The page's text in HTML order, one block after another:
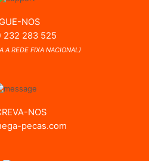
NOS
232 283 525
A REDE FIXA NACIONAL)
NOS
pecas.com